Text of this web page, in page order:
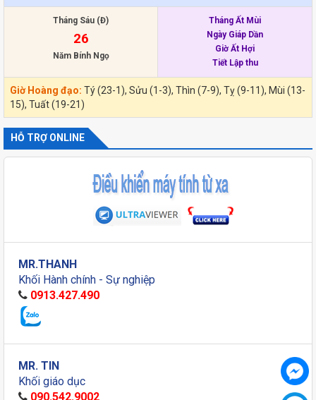
Tháng Sáu (Đ)
26
Năm Bính Ngọ
Tháng Ất Mùi
Ngày Giáp Dần
Giờ Ất Hợi
Tiết Lập thu
Giờ Hoàng đạo: Tý (23-1), Sửu (1-3), Thìn (7-9), Tỵ (9-11), Mùi (13-
15), Tuất (19-21)
HỖ TRỢ ONLINE
MR.THANH
Khối Hành chính - Sự nghiệp
0913.427.490
MR. TIN
Khối giáo dục
090.542.9002